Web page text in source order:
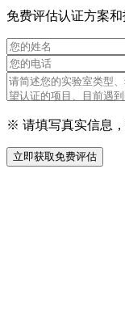
免费评估认证方案和
※ 请填写真实信息
立即获取免费评估